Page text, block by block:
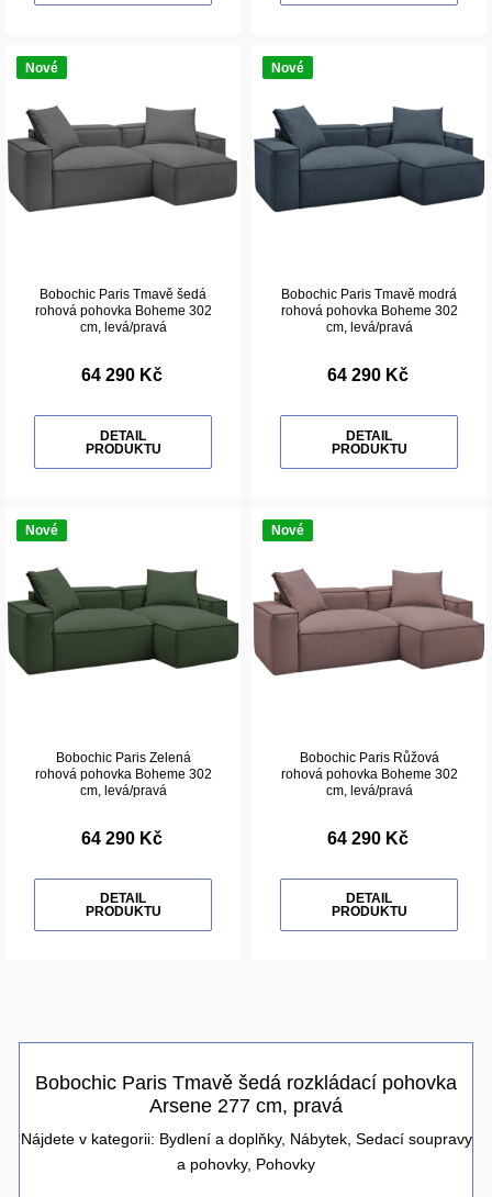
Nové
Bobochic Paris Tmavě šedá
rohová pohovka Boheme 302
cm, levá/pravá
64 290 Kč
DETAIL
PRODUKTU
Nové
Bobochic Paris Tmavě modrá
rohová pohovka Boheme 302
cm, levá/pravá
64 290 Kč
DETAIL
PRODUKTU
Nové
Bobochic Paris Zelená
rohová pohovka Boheme 302
cm, levá/pravá
64 290 Kč
DETAIL
PRODUKTU
Nové
Bobochic Paris Růžová
rohová pohovka Boheme 302
cm, levá/pravá
64 290 Kč
DETAIL
PRODUKTU
Bobochic Paris Tmavě šedá rozkládací pohovka
Arsene 277 cm, pravá
Nájdete v kategorii: Bydlení a doplňky, Nábytek, Sedací soupravy
a pohovky, Pohovky